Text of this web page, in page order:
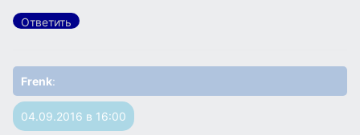
Ответить
Frenk:
04.09.2016 в 16:00